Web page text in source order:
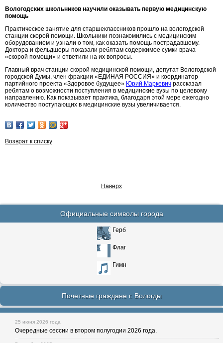
Вологодских школьников научили оказывать первую медицинскую
помощь
Практическое занятие для старшеклассников прошло на вологодской
станции скорой помощи. Школьники познакомились с медицинским
оборудованием и узнали о том, как оказать помощь пострадавшему.
Доктора и фельдшеры показали ребятам содержимое сумки врача
«скорой помощи» и ответили на их вопросы.
Главный врач станции скорой медицинской помощи, депутат Вологодской
городской Думы, член фракции «ЕДИНАЯ РОССИЯ» и координатор
партийного проекта «Здоровое будущее» Юрий Маркевич рассказал
ребятам о возможности поступления в медицинские вузы по целевому
направлению. Как показывает практика, благодаря этой мере ежегодно
количество поступающих в медицинские вузы увеличивается.
Возврат к списку
Наверх
Официальные символы города
Герб
Флаг
Гимн
Почетные граждане г. Вологды
25 июня 2026 года
Очередные сессии в втором полугодии 2026 года.